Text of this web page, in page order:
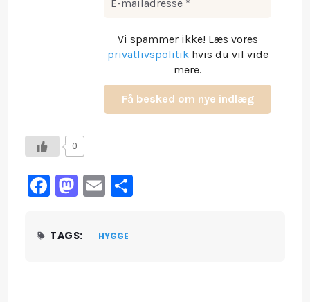
Vi spammer ikke! Læs vores
privatlivspolitikhvis du vil vide
mere.
0
Facebook
Mastodon
Email
TAGS: HYGGE